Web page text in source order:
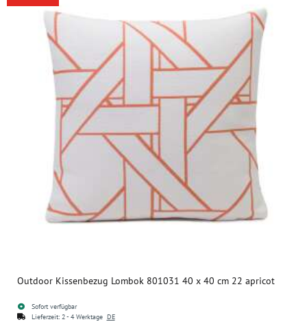
Outdoor Kissenbezug Lombok 801031 40 x 40 cm 22 apricot
Sofort verfügbar
Lieferzeit: 2 - 4 Werktage DE